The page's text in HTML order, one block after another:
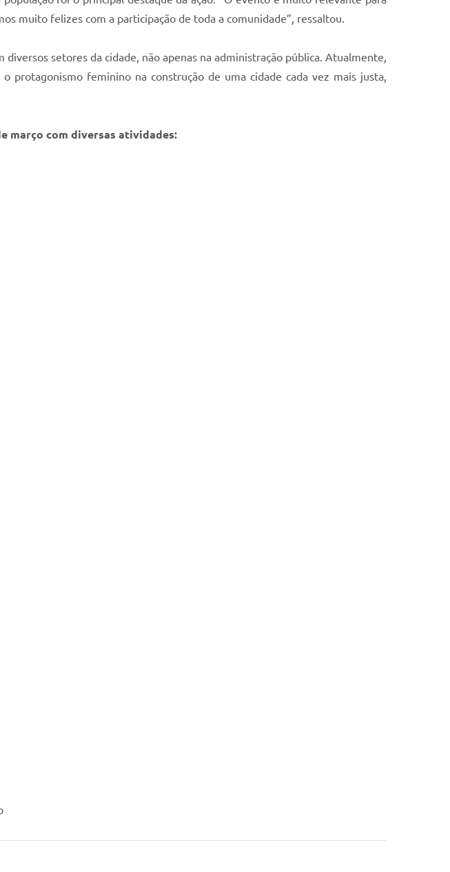
muito felizes com a participação de toda a comunidade”, ressaltou.
setores da cidade, não apenas na administração pública. Atualmente,
protagonismo feminino na construção de uma cidade cada vez mais justa,
março com diversas atividades: